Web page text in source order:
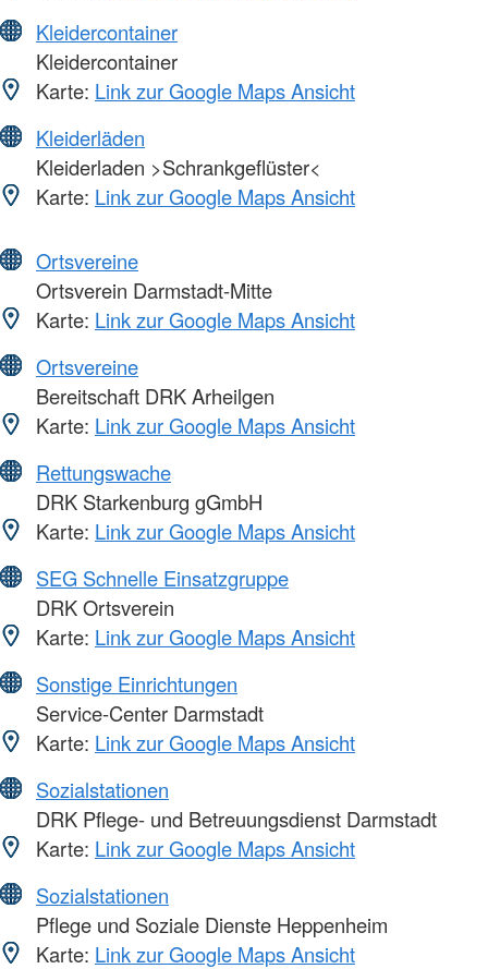
Kleidercontainer
Kleidercontainer
Karte: Link zur Google Maps Ansicht
Kleiderläden
Kleiderladen >Schrankgeflüster<
Karte: Link zur Google Maps Ansicht
Ortsvereine
Ortsverein Darmstadt-Mitte
Karte: Link zur Google Maps Ansicht
Ortsvereine
Bereitschaft DRK Arheilgen
Karte: Link zur Google Maps Ansicht
Rettungswache
DRK Starkenburg gGmbH
Karte: Link zur Google Maps Ansicht
SEG Schnelle Einsatzgruppe
DRK Ortsverein
Karte: Link zur Google Maps Ansicht
Sonstige Einrichtungen
Service-Center Darmstadt
Karte: Link zur Google Maps Ansicht
Sozialstationen
DRK Pflege- und Betreuungsdienst Darmstadt
Karte: Link zur Google Maps Ansicht
Sozialstationen
Pflege und Soziale Dienste Heppenheim
Karte: Link zur Google Maps Ansicht